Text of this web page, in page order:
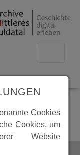
Cookies
Cookies, um
Website